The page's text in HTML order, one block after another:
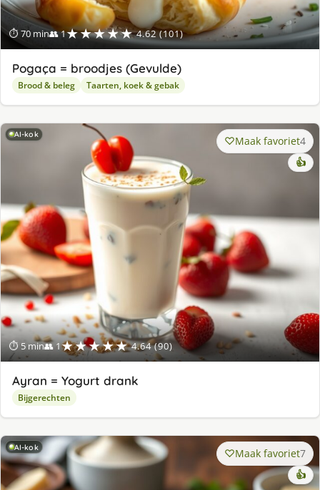
⏱ 70 min👥 1★★★★★ 4.62 (101)
Pogaça = broodjes (Gevulde)
Brood & beleg Taarten, koek & gebak
AI-kok
⏱ 5 min👥 1★★★★★ 4.64 (90)
Maak favoriet4
👍
Ayran = Yogurt drank
Bijgerechten
AI-kok Maak favoriet7
👍